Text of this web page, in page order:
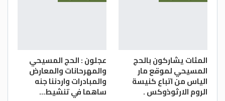
المئات يشاركون بالحج
المسيحي لموقع مار
الياس من اتباع كنيسة
الروم الارثوذوكس .
عجلون : الحج المسيحي
والمهرحانات والمعارض
والمبادرات واردننا جنه
ساهما في تنشيط…